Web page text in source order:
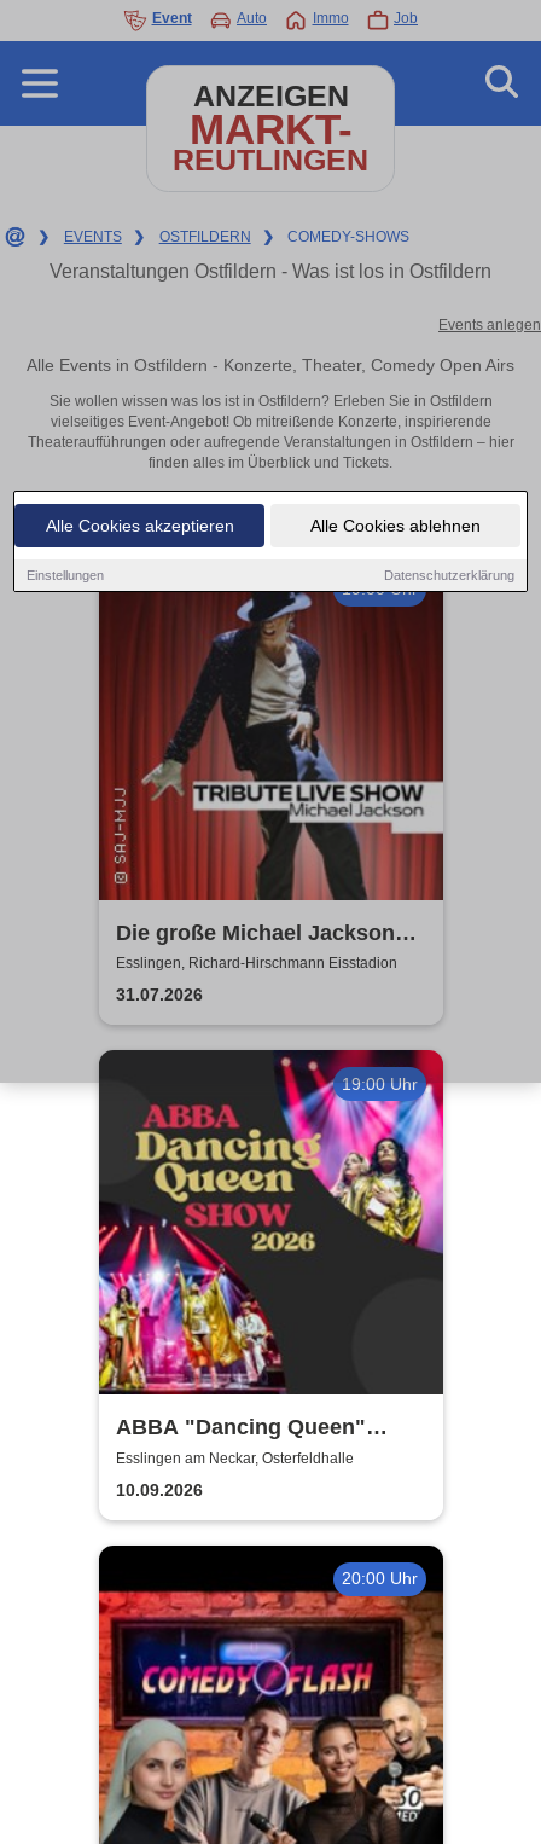
Alle Cookies akzeptieren Alle Cookies ablehnen
Einstellungen Datenschutzerklärung
Event Auto Immo Job
ANZEIGEN
MARKT-
REUTLINGEN
❯ EVENTS ❯ OSTFILDERN ❯ COMEDY-SHOWS
Veranstaltungen Ostfildern - Was ist los in Ostfildern
Events anlegen
Alle Events in Ostfildern - Konzerte, Theater, Comedy Open Airs
Sie wollen wissen was los ist in Ostfildern? Erleben Sie in Ostfildern
vielseitiges Event-Angebot! Ob mitreißende Konzerte, inspirierende
Theateraufführungen oder aufregende Veranstaltungen in Ostfildern – hier
finden alles im Überblick und Tickets.
19:00 Uhr
Die große Michael Jackson
Tribute Show | Richard-
Hirschmann Eisstadion
Esslingen, Richard-Hirschmann Eisstadion
31.07.2026
19:00 Uhr
ABBA "Dancing Queen"
Show 2026
Esslingen am Neckar, Osterfeldhalle
10.09.2026
20:00 Uhr